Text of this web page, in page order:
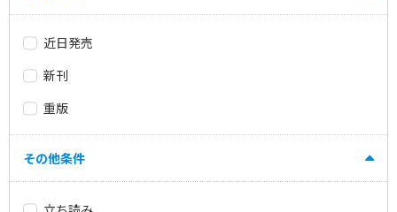
近日発売
新刊
重版
その他条件